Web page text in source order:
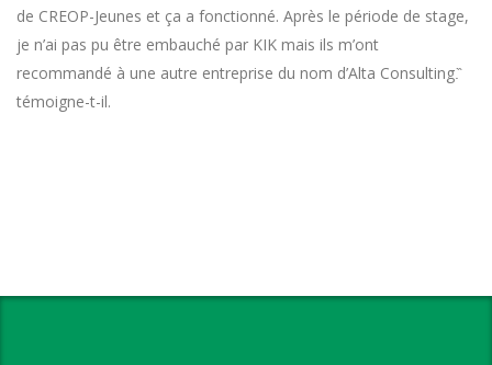
de CREOP-Jeunes et ça a fonctionné. Après le période de stage,
je n’ai pas pu être embauché par KIK mais ils m’ont
recommandé à une autre entreprise du nom d’Alta Consulting.̏
témoigne-t-il.